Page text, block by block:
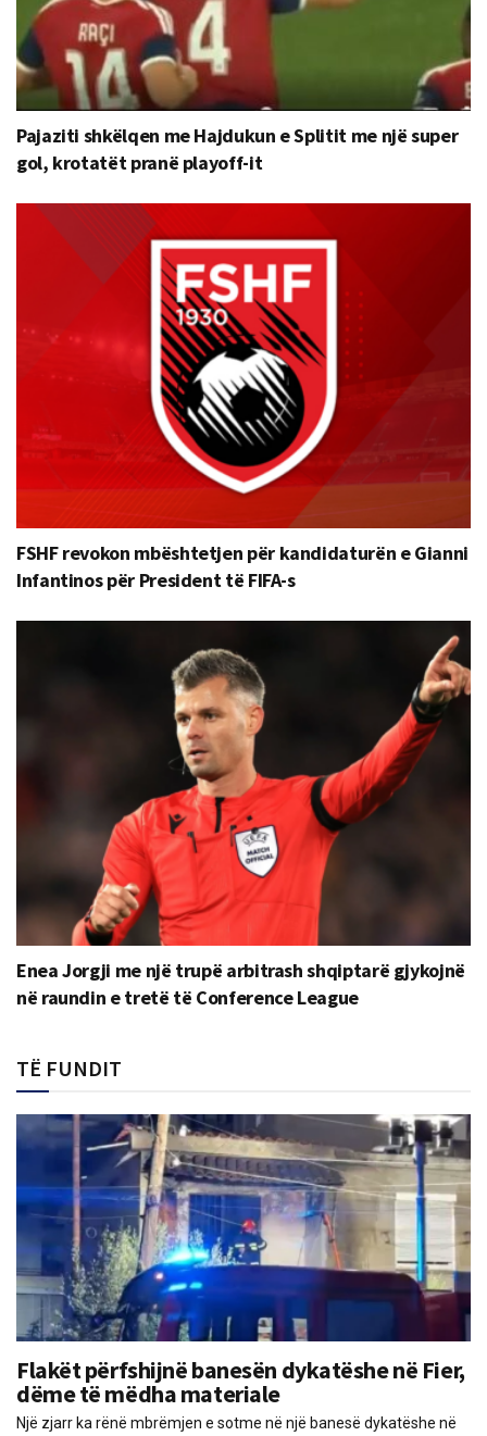
Pajaziti shkëlqen me Hajdukun e Splitit me një super
gol, krotatët pranë playoff-it
FSHF revokon mbështetjen për kandidaturën e Gianni
Infantinos për President të FIFA-s
Enea Jorgji me një trupë arbitrash shqiptarë gjykojnë
në raundin e tretë të Conference League
TË FUNDIT
Flakët përfshijnë banesën dykatëshe në Fier,
dëme të mëdha materiale
Një zjarr ka rënë mbrëmjen e sotme në një banesë dykatëshe në